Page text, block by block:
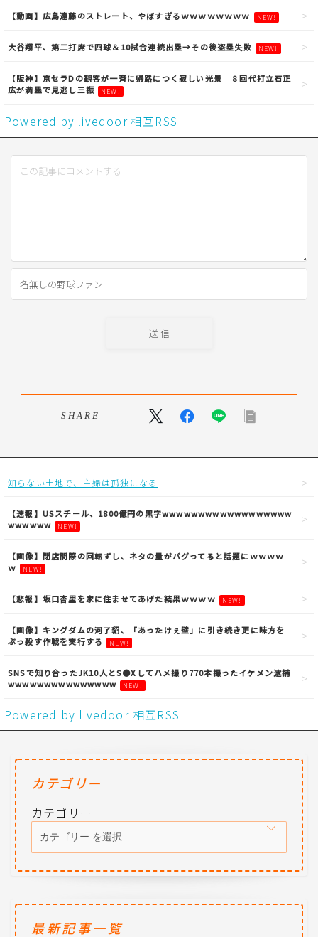
【動画】広島遠藤のストレート、やばすぎるｗｗｗｗｗｗｗｗ NEW!
大谷翔平、第二打席で四球＆10試合連続出塁→その後盗塁失敗 NEW!
【阪神】京セラDの観客が一斉に帰路につく寂しい光景 ８回代打立石正
広が満塁で見逃し三振
NEW!
Powered by livedoor 相互RSS
SHARE
知らない土地で、主婦は孤独になる
【速報】USスチール、1800億円の黒字wwwwwwwwwwwwwwwwww
wwwwww
NEW!
【画像】閉店間際の回転ずし、ネタの量がバグってると話題にｗｗｗｗ
ｗ
NEW!
【悲報】坂口杏里を家に住ませてあげた結果ｗｗｗｗ NEW!
【画像】キングダムの河了貂、「あったけぇ壁」に引き続き更に味方を
ぶっ殺す作戦を実行する
NEW!
SNSで知り合ったJK10人とS●Xしてハメ撮り770本撮ったイケメン逮捕
wwwwwwwwwwwwwww
NEW!
Powered by livedoor 相互RSS
カテゴリー
カテゴリー
最新記事一覧